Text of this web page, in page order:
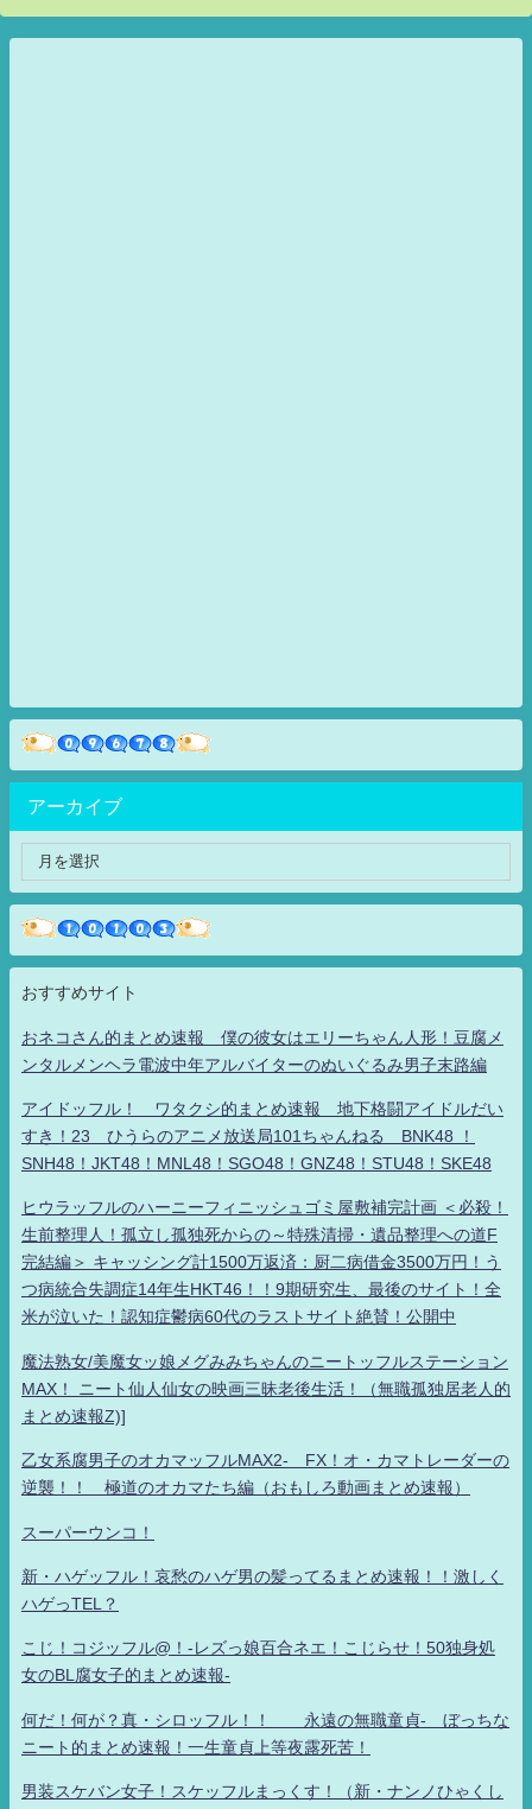
アーカイブ
おすすめサイト
おネコさん的まとめ速報 僕の彼女はエリーちゃん人形！豆腐メ
ンタルメンヘラ電波中年アルバイターのぬいぐるみ男子末路編
アイドッフル！ ワタクシ的まとめ速報 地下格闘アイドルだい
すき！23 ひうらのアニメ放送局101ちゃんねる BNK48 ！
SNH48！JKT48！MNL48！SGO48！GNZ48！STU48！SKE48
ヒウラッフルのハーニーフィニッシュゴミ屋敷補完計画 ＜必殺！
生前整理人！孤立し孤独死からの～特殊清掃・遺品整理への道F
完結編＞ キャッシング計1500万返済：厨二病借金3500万円！う
つ病統合失調症14年生HKT46！！9期研究生、最後のサイト！全
米が泣いた！認知症鬱病60代のラストサイト絶賛！公開中
魔法熟女/美魔女ッ娘メグみみちゃんのニートッフルステーション
MAX！ ニート仙人仙女の映画三昧老後生活！（無職孤独居老人的
まとめ速報Z)]
乙女系腐男子のオカマッフルMAX2- FX！オ・カマトレーダーの
逆襲！！ 極道のオカマたち編（おもしろ動画まとめ速報）
スーパーウンコ！
新・ハゲッフル！哀愁のハゲ男の髪ってるまとめ速報！！激しく
ハゲっTEL？
こじ！コジッフル@！-レズっ娘百合ネエ！こじらせ！50独身処
女のBL腐女子的まとめ速報-
何だ！何が？真・シロッフル！！ 永遠の無職童貞- ぼっちな
ニート的まとめ速報！一生童貞上等夜露死苦！
男装スケバン女子！スケッフルまっくす！（新・ナンノひゃくし